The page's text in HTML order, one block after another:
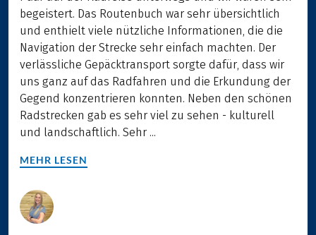
begeistert. Das Routenbuch war sehr übersichtlich
und enthielt viele nützliche Informationen, die die
Navigation der Strecke sehr einfach machten. Der
verlässliche Gepäcktransport sorgte dafür, dass wir
uns ganz auf das Radfahren und die Erkundung der
Gegend konzentrieren konnten. Neben den schönen
Radstrecken gab es sehr viel zu sehen - kulturell
und landschaftlich. Sehr ...
MEHR LESEN